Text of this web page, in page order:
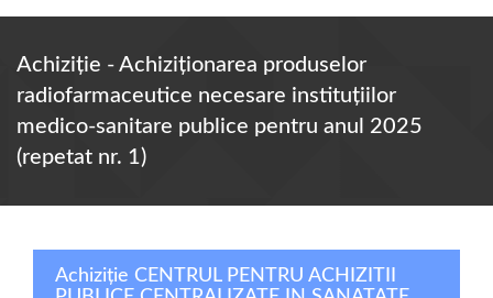
Achiziție - Achiziționarea produselor
radiofarmaceutice necesare instituțiilor
medico-sanitare publice pentru anul 2025
(repetat nr. 1)
Achiziție CENTRUL PENTRU ACHIZITII